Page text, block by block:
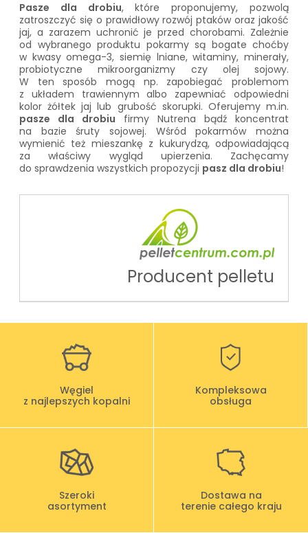
Pasze dla drobiu, które proponujemy, pozwolą
zatroszczyć się o prawidłowy rozwój ptaków oraz jakość
jaj, a zarazem uchronić je przed chorobami. Zależnie
od wybranego produktu pokarmy są bogate choćby
w kwasy omega-3, siemię lniane, witaminy, minerały,
probiotyczne mikroorganizmy czy olej sojowy.
W ten sposób mogą np. zapobiegać problemom
z układem trawiennym albo zapewniać odpowiedni
kolor żółtek jaj lub grubość skorupki. Oferujemy m.in.
pasze dla drobiu firmy Nutrena bądź koncentrat
na bazie śruty sojowej. Wśród pokarmów można
wymienić też mieszankę z kukurydzą, odpowiadającą
za właściwy wygląd upierzenia. Zachęcamy
do sprawdzenia wszystkich propozycji pasz dla drobiu!
Producent pelletu
Węgiel
z najlepszych kopalni
Kompleksowa
obsługa
Szeroki
asortyment
Dostawa na
terenie całego kraju